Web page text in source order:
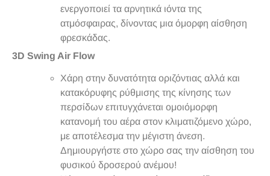
ενεργοποιεί τα αρνητικά ιόντα της
ατμόσφαιρας, δίνοντας μια όμορφη αίσθηση
φρεσκάδας.
3D Swing Air Flow
Χάρη στην δυνατότητα οριζόντιας αλλά και
κατακόρυφης ρύθμισης της κίνησης των
περσίδων επιτυγχάνεται ομοιόμορφη
κατανομή του αέρα στον κλιματιζόμενο χώρο,
με αποτέλεσμα την μέγιστη άνεση.
Δημιουργήστε στο χώρο σας την αίσθηση του
φυσικού δροσερού ανέμου!